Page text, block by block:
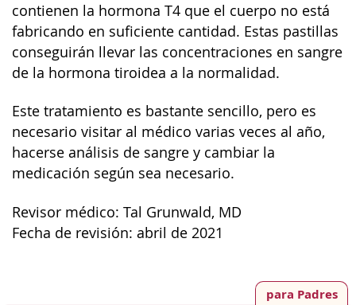
contienen la hormona T4 que el cuerpo no está
fabricando en suficiente cantidad. Estas pastillas
conseguirán llevar las concentraciones en sangre
de la hormona tiroidea a la normalidad.
Este tratamiento es bastante sencillo, pero es
necesario visitar al médico varias veces al año,
hacerse análisis de sangre y cambiar la
medicación según sea necesario.
Revisor médico: Tal Grunwald, MD
Fecha de revisión: abril de 2021
para Padres